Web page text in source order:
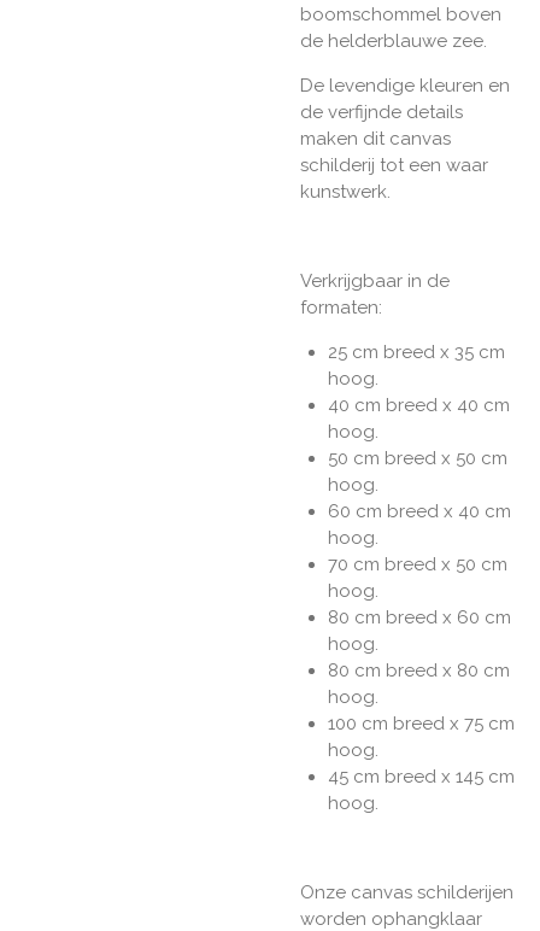
boomschommel boven
de helderblauwe zee.
De levendige kleuren en
de verfijnde details
maken dit canvas
schilderij tot een waar
kunstwerk.
Verkrijgbaar in de
formaten:
25 cm breed x 35 cm
hoog.
40 cm breed x 40 cm
hoog.
50 cm breed x 50 cm
hoog.
60 cm breed x 40 cm
hoog.
70 cm breed x 50 cm
hoog.
80 cm breed x 60 cm
hoog.
80 cm breed x 80 cm
hoog.
100 cm breed x 75 cm
hoog.
45 cm breed x 145 cm
hoog.
Onze canvas schilderijen
worden ophangklaar